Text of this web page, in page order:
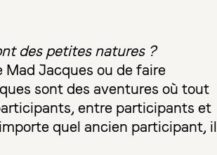
des petites natures ?
Mad Jacques ou de faire
sont des aventures où tout
entre participants et
quel ancien participant, il